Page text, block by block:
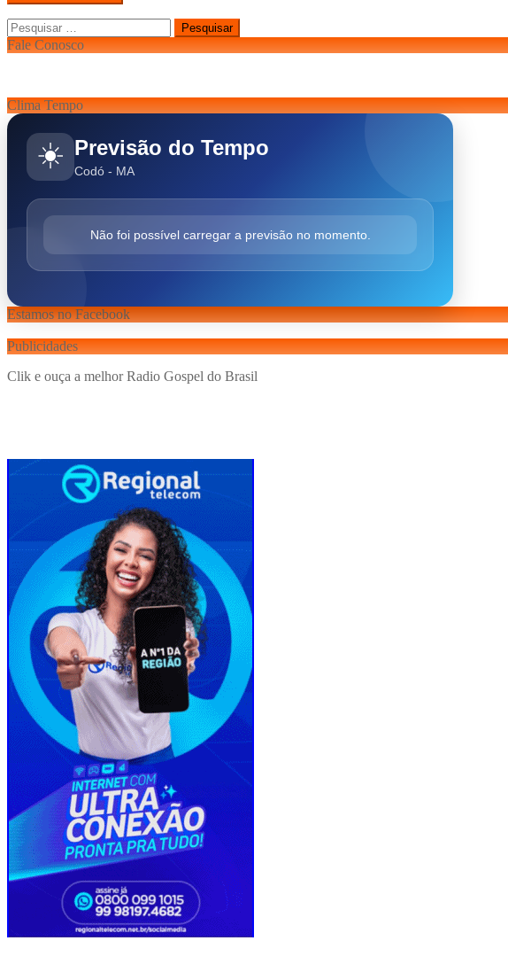
Pesquisar
por:
Fale Conosco
Clima Tempo
☀️ Previsão do Tempo
Codó - MA
Não foi possível carregar a previsão no momento.
Estamos no Facebook
Publicidades
Clik e ouça a melhor Radio Gospel do Brasil